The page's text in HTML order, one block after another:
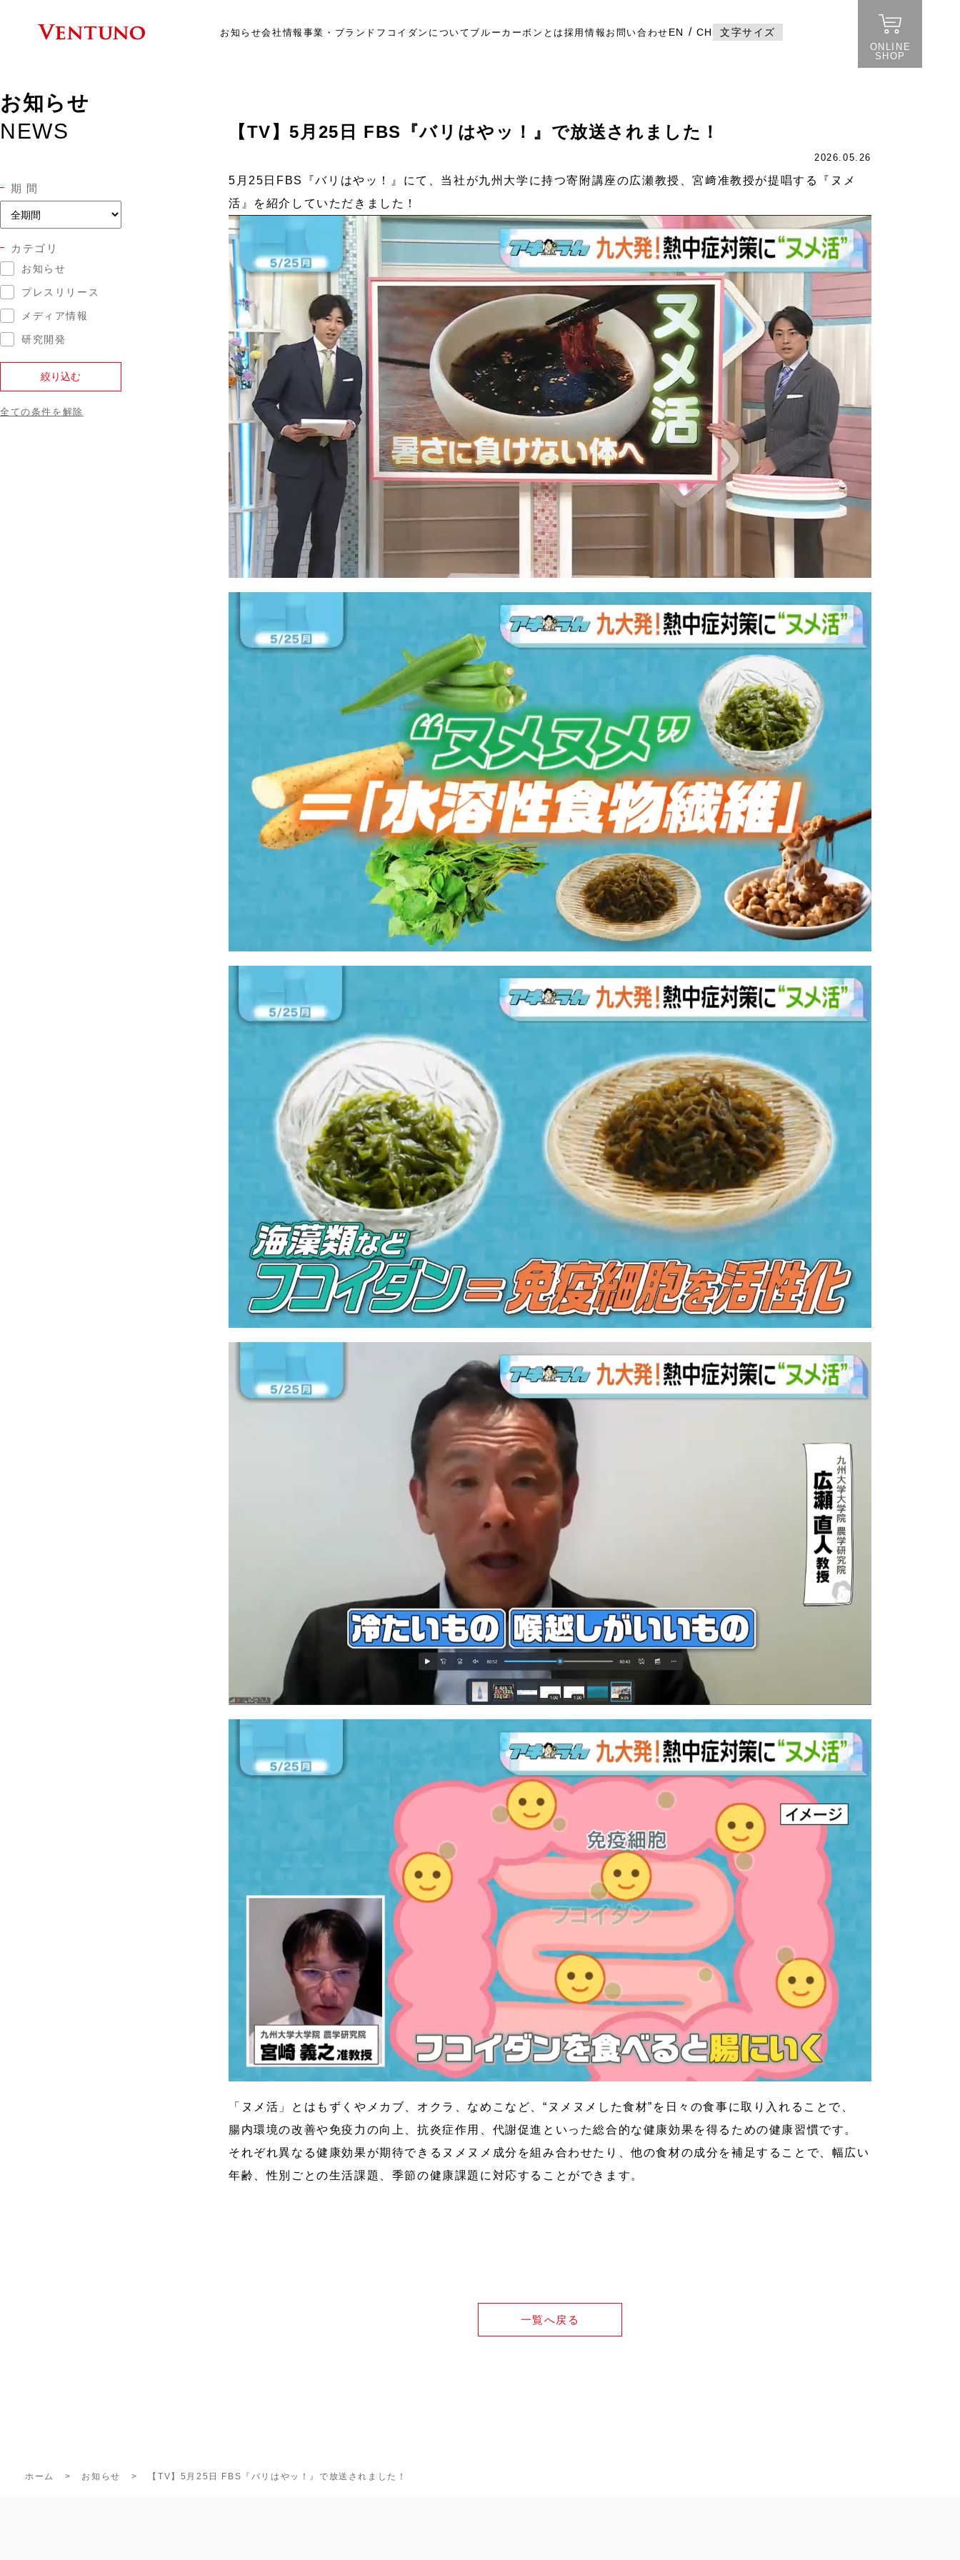
お知らせ会社情報 事業・ブランド フコイダンについて ブルーカーボンとは 採用情報 お問い合わせ EN / CH 文字サイズ
ONLINE
SHOP
【TV】5月25日 FBS『バリはやッ！』で放送されました！
2026.05.26
5月25日FBS『バリはやッ！』にて、当社が九州大学に持つ寄附講座の広瀬教授、宮﨑准教授が提唱する『ヌメ
活』を紹介していただきました！
「ヌメ活」とはもずくやメカブ、オクラ、なめこなど、“ヌメヌメした食材”を日々の食事に取り入れることで、
腸内環境の改善や免疫力の向上、抗炎症作用、代謝促進といった総合的な健康効果を得るための健康習慣です。
それぞれ異なる健康効果が期待できるヌメヌメ成分を組み合わせたり、他の食材の成分を補足することで、幅広い
年齢、性別ごとの生活課題、季節の健康課題に対応することができます。
一覧へ戻る
お知らせ
NEWS
期 間
カテゴリ
お知らせ
プレスリリース
メディア情報
研究開発
全ての条件を解除
ホーム お知らせ 【TV】5月25日 FBS『バリはやッ！』で放送されました！